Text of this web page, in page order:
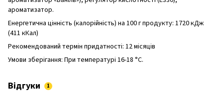
ароматизатор.
Енергетична цінність (калорійність) на 100 г продукту: 1720 кДж
(411 кКал)
Рекомендований термін придатності: 12 місяців
Умови зберігання: При температурі 16-18 °C.
Відгуки 1